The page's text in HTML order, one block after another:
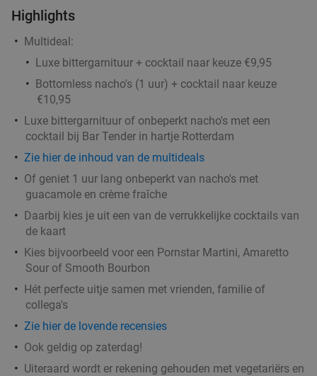
Wo Do
Vr
Rodrigues Restaurant
Rotterdam 2 min.
Verkocht: 234 Regulier €32,25
Indiaas 3-gangen proeverijdiner in Rotterdam
Vandaag Morgen Ma Di Wo Do
Vr
Rotterdam
Verkocht: 181 Regulier €36,90
Dinerbon t.w.v. €30 te besteden bij Turks
grillrestaurant
Vandaag Morgen Ma Di Wo Do
Vr
Highlights
Multideal:
Luxe bittergarnituur + cocktail naar keuze €9,95
Bottomless nacho's (1 uur) + cocktail naar keuze
€10,95
Luxe bittergarnituur of onbeperkt nacho's met een
cocktail bij Bar Tender in hartje Rotterdam
Zie hier de inhoud van de multideals
Of geniet 1 uur lang onbeperkt van nacho's met
guacamole en crème fraîche
Daarbij kies je uit een van de verrukkelijke cocktails van
de kaart
Kies bijvoorbeeld voor een Pornstar Martini, Amaretto
Sour of Smooth Bourbon
Hét perfecte uitje samen met vrienden, familie of
collega's
Zie hier de lovende recensies
Ook geldig op zaterdag!
Uiteraard wordt er rekening gehouden met vegetariërs en